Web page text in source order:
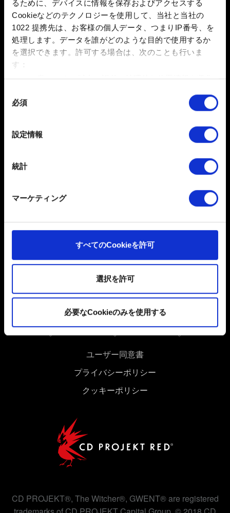
るために、デバイスに情報を保存およびアクセスする
Cookieなどのテクノロジーを使用して、当社と当社の
1022 提携先は、お客様の個人データ、つまりIP番号、を
処理します。データを誰がどのような目的で使用するか
を選択できます。 許可する場合は、次のことも行いま
す：
数メートル以内の誤差の地理的な位置情報を収集
特定の特性（フィンガープリント）を積極的にス
詳細セクション
で個人データの処理方法と設定を行って
ください。「Cookie宣言」からいつでも同意を変更また
だくために必要なものです。その他のCookieは、ウェブ
サイトの品質向上のために、オプションとして技術的お
た、ソーシャルメディア上などでお客様が興味を持ちそ
うなコンテンツをお届けするために、一部のCookieをパ
これらのオプションが有効になることはありません。
細は、下記の「設定」メニューでご確認ください。
必須
設定情報
統計
マーケティング
すべてのCookieを許可
選択を許可
必要なCookieのみを使用する
これによりお使いのXboxの破損した可能性のあるすべて
のキャッシュをクリアします。その後、問題が解決して
いるかご確認ください。解決しない場合は古いセーブデ
ータのロードをお試しください。
お困りですか
日本語
ソーシャルメディア
ユーザー同意書
プライバシーポリシー
クッキーポリシー
CD PROJEKT®, The Witcher®, GWENT® are registered